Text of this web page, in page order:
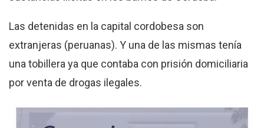
Las detenidas en la capital cordobesa son
extranjeras (peruanas). Y una de las mismas tenía
una tobillera ya que contaba con prisión domiciliaria
por venta de drogas ilegales.